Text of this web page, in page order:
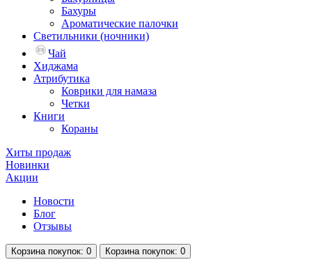
Бахуры
Ароматические палочки
Светильники (ночники)
Чай
Хиджама
Атрибутика
Коврики для намаза
Четки
Книги
Кораны
Хиты продаж
Новинки
Акции
Новости
Блог
Отзывы
Корзина покупок: 0 Корзина покупок: 0